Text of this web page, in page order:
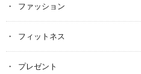
ファッション
フィットネス
プレゼント